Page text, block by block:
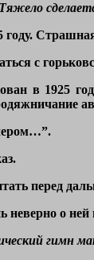
году.
с
в 1925
перед
о ней
гимн